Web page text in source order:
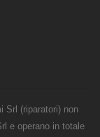
Srl (riparatori) non
e operano in totale